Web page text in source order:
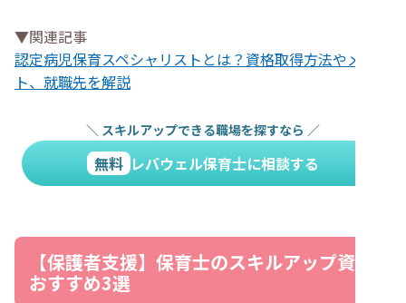
▼関連記事
認定病児保育スペシャリストとは？資格取得方法やメリッ
ト、就職先を解説
＼ スキルアップできる職場を探すなら ／
無料 レバウェル保育士に相談する
【保護者支援】保育士のスキルアップ資格
おすすめ3選